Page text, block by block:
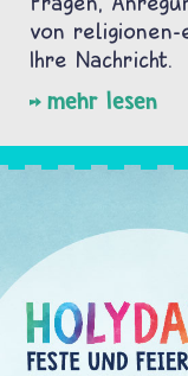
von
Ihre Nachricht.
mehr lesen